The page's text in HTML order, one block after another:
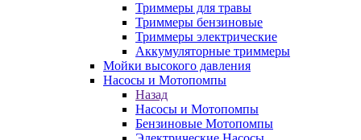
Триммеры для травы
Триммеры бензиновые
Триммеры электрические
Аккумуляторные триммеры
Мойки высокого давления
Насосы и Мотопомпы
Назад
Насосы и Мотопомпы
Бензиновые Мотопомпы